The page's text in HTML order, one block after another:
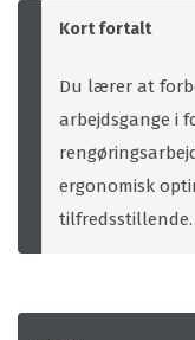
Kort fortalt
Du lærer at
arbejdsgange i
ergonomisk
tilfredsstillende.